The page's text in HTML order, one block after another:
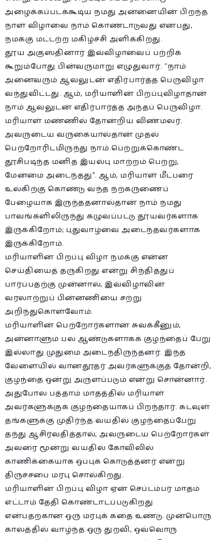
அழைக்கப்படக்கூடிய நமது அன்னையின் பிறந்த
நாள் விழாவை நாம் கொண்டாடுவது என்பது,
நமக்கு மட்டற்ற மகிழ்ச்சி அளிக்கிறது.
தூய அகுஸ்தினார் இவ்விழாவைப் பற்றிக்
கூறும்போது பின்வருமாறு எழுதுவார். “நாம்
அனைவரும் ஆவலுடன் எதிர்பார்த்த பெருவிழா
வந்துவிட்டது. ஆம், மரியாளின் பிறப்புவிழாதான்
நாம் ஆவலுடன் எதிர்பார்த்த அந்தப் பெருவிழா.
மரியாள் மண்ணில் தோன்றிய விண்மலர்.
அவருடைய வருகையால்தான் முதல்
பெற்றோரிடமிருந்து நாம் பெற்றுக்கொண்ட
தூசிபடிந்த மனித இயல்பு மாற்றம் பெற்று,
மேன்மை அடைந்தது”. ஆம், மரியாள் மீட்பரை
உலகிற்கு கொண்டு வந்த நற்கருணைப்
பேழையாக இருந்ததனால்தான் நாம் நமது
பாவங்களிலிருந்து கழுவப்பட்டு தூயவர்களாக
இருக்கிறோம்; புதுவாழ்வை அடைந்தவர்களாக
இருக்கிறோம்.
மரியாளின் பிறப்பு விழா நமக்கு என்ன
செய்தியைத் தருகிறது என்று சிந்தித்துப்
பார்ப்பதற்கு முன்னால், இவ்விழாவின்
வரலாற்றுப் பின்னணியை சற்று
அறிந்துகொள்வோம்.
மரியாளின் பெற்றோர்களான சுவக்கீனும்,
அன்னாளும் பல ஆண்டுகளாகக் குழந்தைப் பேறு
இல்லாது முதுமை அடைந்திருந்தனர். இந்த
வேளையில் வானதூதர் அவர்களுக்குத் தோன்றி,
குழந்தை ஒன்று அருளப்படும் என்று சொன்னார்.
அதுபோல பத்தாம் மாதத்தில் மரியாள்
அவர்களுக்குக் குழந்தையாகப் பிறந்தார். கடவுள்
தங்களுக்கு முதிர்ந்த வயதில் குழந்தைப்பேறு
தந்து ஆசிர்வதித்தால், அவருடைய பெற்றோர்கள்
அவரை மூன்று வயதில் கோவிலில்
காணிக்கையாக ஒப்புக் கொடுத்தனர் என்று
திருச்சபை மரபு சொல்கிறது.
மரியாளின் பிறப்பு விழா ஏன் செப்டம்பர் மாதம்
எட்டாம் தேதி கொண்டாடப்படுகிறது
என்பதற்கான ஒரு மரபுக் கதை உண்டு. முன்பொரு
காலத்தில் வாழ்ந்த ஒரு துறவி, ஒவ்வொரு